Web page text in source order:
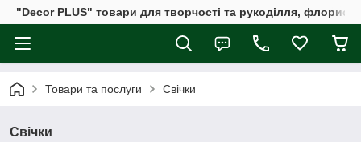
"Decor PLUS" товари для творчості та рукоділля,
Товари та послуги Свічки
Свічки